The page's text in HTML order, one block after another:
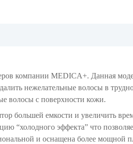
компании MEDICA+. Данная
нежелательные волосы в
волосы с поверхности кожи.
большей емкости и увеличить
“холодного эффекта” что
и оснащена более мощной